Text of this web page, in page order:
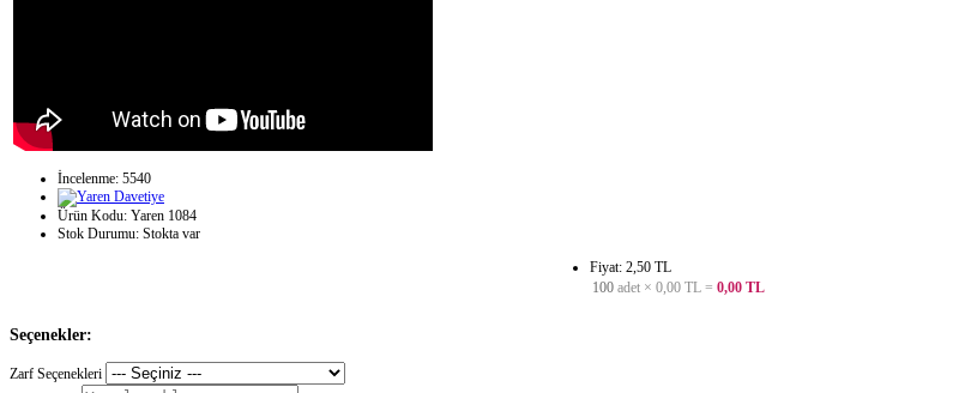
İncelenme: 5540
Ürün Kodu: Yaren 1084
Stok Durumu: Stokta var
Fiyat: 2,50 TL
100adet × 0,00 TL= 0,00 TL
Seçenekler:
Zarf Seçenekleri